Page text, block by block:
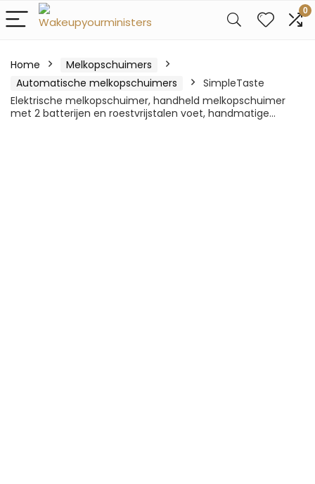
0
Home
Melkopschuimers
Automatische melkopschuimers
SimpleTaste
Elektrische melkopschuimer, handheld melkopschuimer
met 2 batterijen en roestvrijstalen voet, handmatige…